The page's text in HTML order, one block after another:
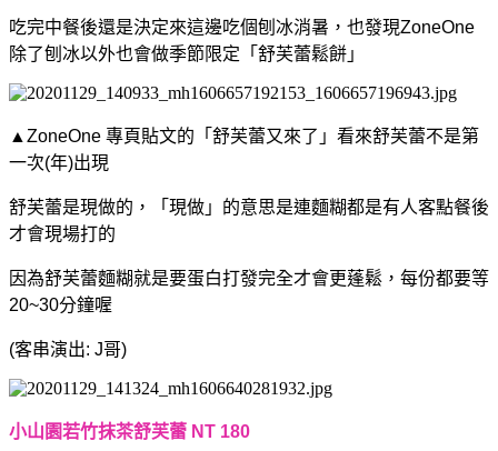
吃完中餐後還是決定來這邊吃個刨冰消暑， 也發現ZoneOne
除了刨冰以外也會做季節限定「舒芙蕾鬆餅」
▲ ZoneOne 專頁貼文的「舒芙蕾又來了」看來舒芙蕾不是第
一次(年)出現
舒芙蕾是現做的，「現做」的意思是連麵糊都是有人客點餐後
才會現場打的
因為舒芙蕾麵糊就是要蛋白打發完全才會更蓬鬆， 每份都要等
20~30分鐘喔
(客串演出: J哥)
小山園若竹抹茶舒芙蕾 NT 180